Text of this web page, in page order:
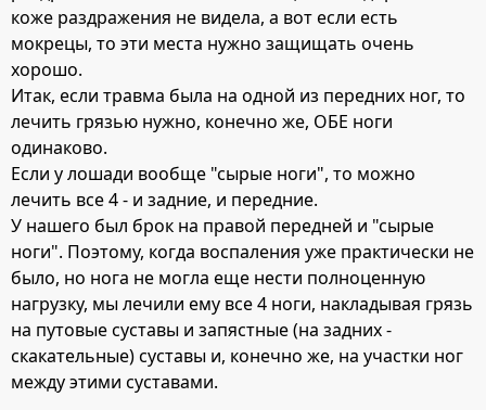
коже раздражения не видела, а вот если есть
мокрецы, то эти места нужно защищать очень
хорошо.
Итак, если травма была на одной из передних ног, то
лечить грязью нужно, конечно же, ОБЕ ноги
одинаково.
Если у лошади вообще "сырые ноги", то можно
лечить все 4 - и задние, и передние.
У нашего был брок на правой передней и "сырые
ноги". Поэтому, когда воспаления уже практически не
было, но нога не могла еще нести полноценную
нагрузку, мы лечили ему все 4 ноги, накладывая грязь
на путовые суставы и запястные (на задних -
скакательные) суставы и, конечно же, на участки ног
между этими суставами.